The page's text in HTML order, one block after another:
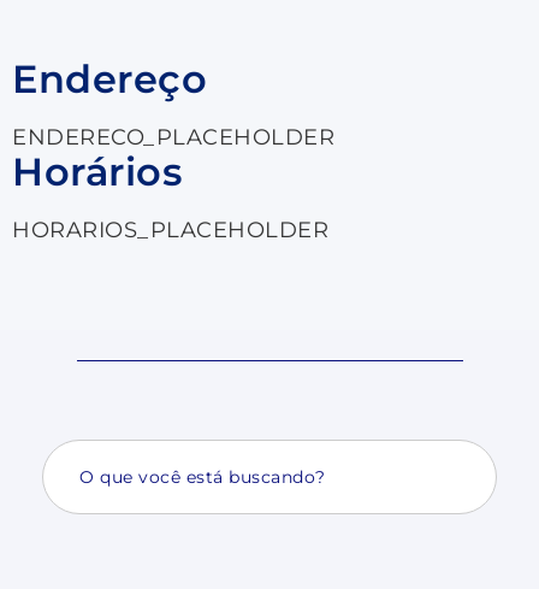
Endereço
ENDERECO_PLACEHOLDER
Horários
HORARIOS_PLACEHOLDER
Search
for: